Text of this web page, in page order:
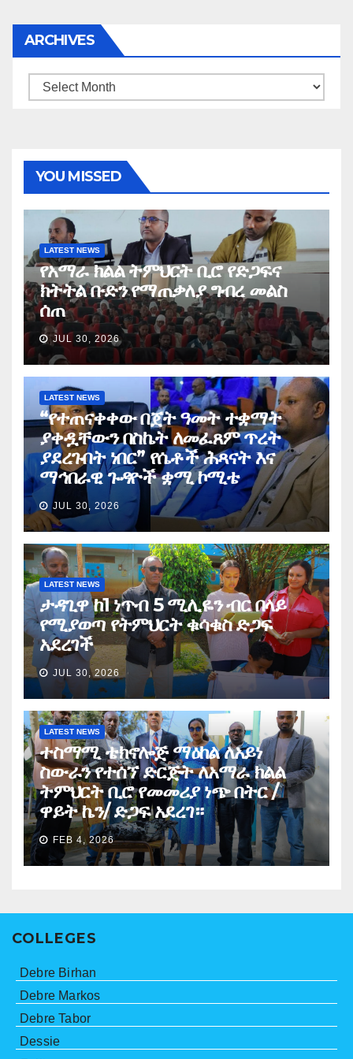
ARCHIVES
Archives
YOU MISSED
LATEST NEWS
የአማራ ክልል ትምህርት ቢሮ የድጋፍና
ክትትል ቡድን የማጠቃለያ ግብረ መልስ
ሰጠ
JUL 30, 2026
LATEST NEWS
“የተጠናቀቀው በጀት ዓመት ተቋማት
ያቀዷቸውን በስኬት ለመፈጸም ጥረት
ያደረጉበት ነበር” የሴቶች ሕጻናት እና
ማኅበራዊ ጉዳዮች ቋሚ ኮሚቴ
JUL 30, 2026
LATEST NEWS
ታዳጊዋ ከ1 ነጥብ 5 ሚሊዬን ብር በላይ
የሚያወጣ የትምህርት ቁሳቁስ ድጋፍ
አደረገች
JUL 30, 2026
LATEST NEWS
ተስማሚ ቴክኖሎጅ ማዕከል ለአይነ
ስውራን የተሰኘ ድርጅት ለአማራ ክልል
ትምህርት ቢሮ የመመሪያ ነጭ በትር /
ዋይት ኬን/ ድጋፍ አደረገ።
FEB 4, 2026
COLLEGES
Debre Birhan
Debre Markos
Debre Tabor
Dessie